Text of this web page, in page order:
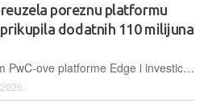
poreznu platformu
prikupila dodatnih 110 milijuna
Akvizicijom PwC-ove platforme Edge i investicijom Serije C od 110 milijuna dolara, Fonoa integrira umjetnu inteligenciju i stvara prvi cjeloviti sustav za autonomno upravljanje indirektnim porezima